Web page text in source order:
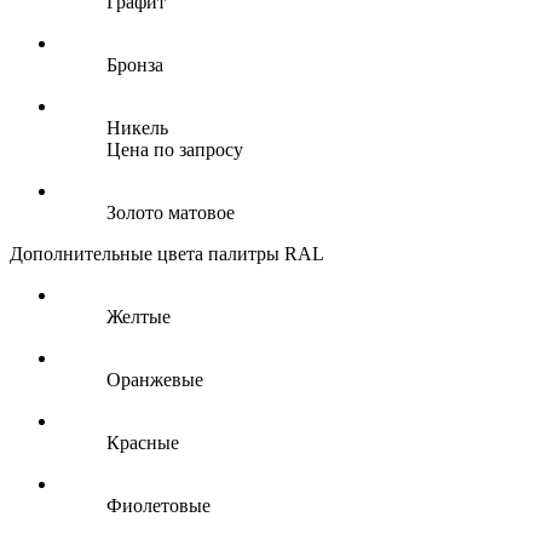
Бронза
Никель
Цена по запросу
Золото матовое
Дополнительные цвета палитры RAL
Желтые
Оранжевые
Красные
Фиолетовые